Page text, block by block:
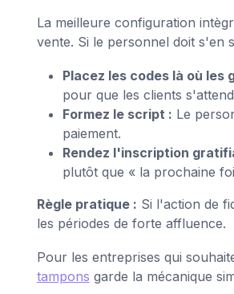
La meilleure configuration
vente. Si le personnel doit s'en
Placez les codes là où les
pour que les clients
Formez le script : Le
paiement.
Rendez l'inscription
plutôt que « la prochaine
Règle pratique : Si l'action de
les périodes de forte affluence.
Pour les entreprises qui
tampons garde la mécanique